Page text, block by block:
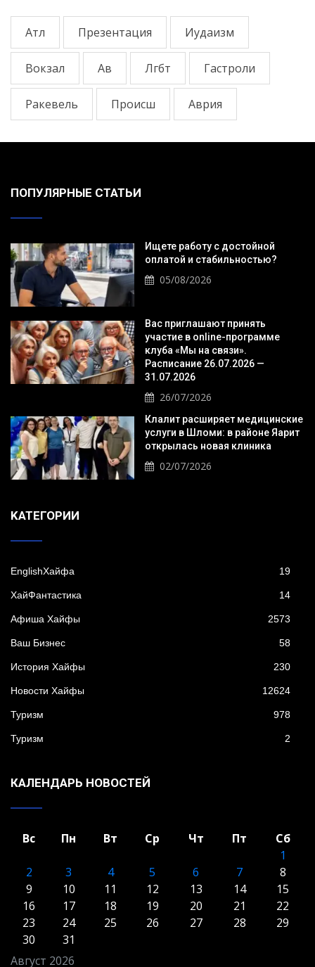
Атл Презентация Иудаизм
Вокзал Ав Лгбт Гастроли
Ракевель Происш Аврия
ПОПУЛЯРНЫЕ СТАТЬИ
Ищете работу с достойной
оплатой и стабильностью?
05/08/2026
Вас приглашают принять
участие в online-программе
клуба «Мы на связи».
Расписание 26.07.2026 —
31.07.2026
26/07/2026
Клалит расширяет медицинские
услуги в Шломи: в районе Яарит
открылась новая клиника
02/07/2026
KАТЕГОРИИ
EnglishХайфа 19
XайФантастика 14
Афиша Хайфы 2573
Ваш Бизнес 58
История Хайфы 230
Новости Хайфы 12624
Туризм 978
Туризм 2
КАЛЕНДАРЬ НОВОСТЕЙ
Август 2026
Вс Пн Вт Ср Чт Пт
Сб
1
2
3 4 5 6 7
8
9
10 11 12 13 14
15
16
17 18 19 20 21
22
23
24 25 26 27 28
29
30
31